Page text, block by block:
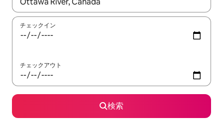
チェックイン
チェックアウト
検索